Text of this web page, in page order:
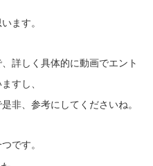
ます。
詳しく具体的に動画でエント
すし、
非、参考にしてくださいね。
です。